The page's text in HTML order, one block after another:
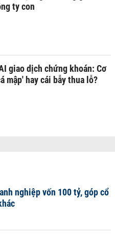
ty con
giao dịch chứng khoán: Cơ
mập' hay cái bẫy thua lỗ?
nghiệp vốn 100 tỷ, góp cổ